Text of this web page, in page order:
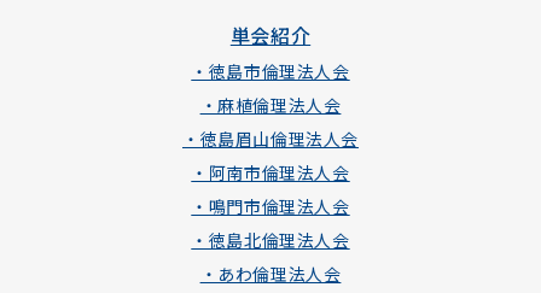
単会紹介
・徳島市倫理法人会
・麻植倫理法人会
・徳島眉山倫理法人会
・阿南市倫理法人会
・鳴門市倫理法人会
・徳島北倫理法人会
・あわ倫理法人会